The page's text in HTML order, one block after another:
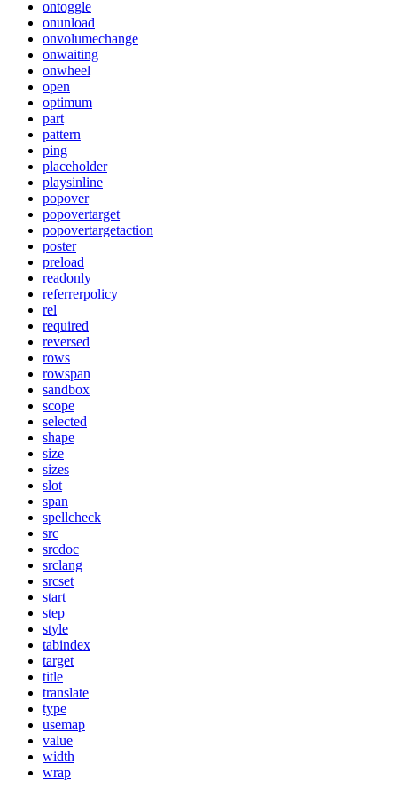
ontoggle
onunload
onvolumechange
onwaiting
onwheel
open
optimum
part
pattern
ping
placeholder
playsinline
popover
popovertarget
popovertargetaction
poster
preload
readonly
referrerpolicy
rel
required
reversed
rows
rowspan
sandbox
scope
selected
shape
size
sizes
slot
span
spellcheck
src
srcdoc
srclang
srcset
start
step
style
tabindex
target
title
translate
type
usemap
value
width
wrap